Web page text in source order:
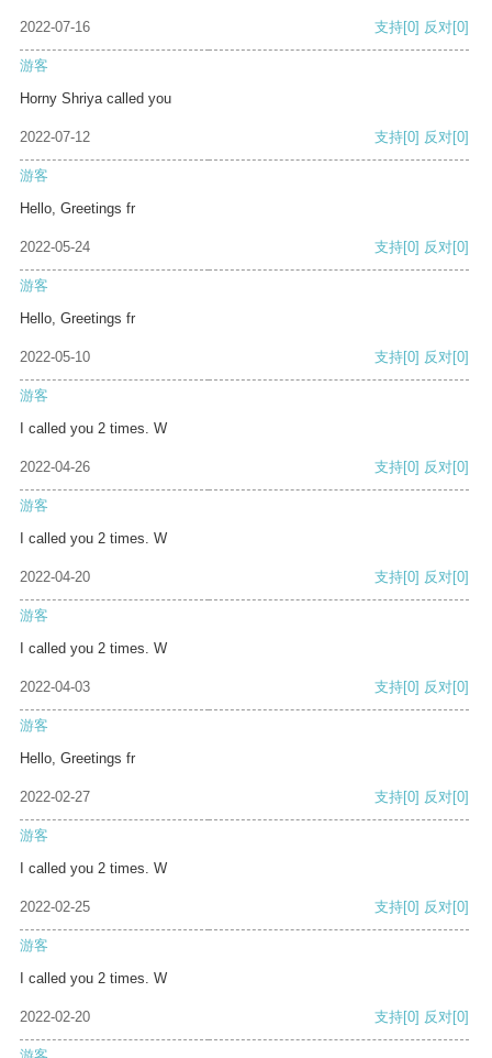
2022-07-16 支持[0] 反对[0]
游客
Horny Shriya called you
2022-07-12 支持[0] 反对[0]
游客
Hello, Greetings fr
2022-05-24 支持[0] 反对[0]
游客
Hello, Greetings fr
2022-05-10 支持[0] 反对[0]
游客
I called you 2 times. W
2022-04-26 支持[0] 反对[0]
游客
I called you 2 times. W
2022-04-20 支持[0] 反对[0]
游客
I called you 2 times. W
2022-04-03 支持[0] 反对[0]
游客
Hello, Greetings fr
2022-02-27 支持[0] 反对[0]
游客
I called you 2 times. W
2022-02-25 支持[0] 反对[0]
游客
I called you 2 times. W
2022-02-20 支持[0] 反对[0]